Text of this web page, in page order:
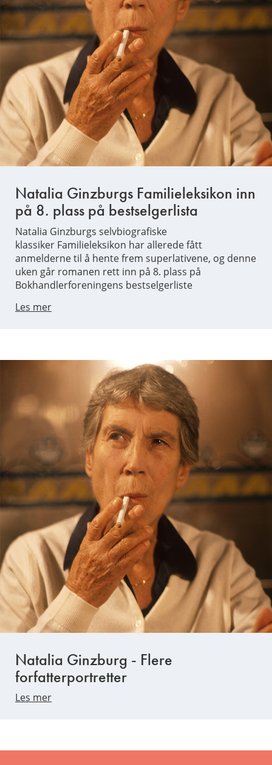
Natalia Ginzburgs ​Familieleksikon inn
på 8. plass på bestselgerlista
Natalia Ginzburgs selvbiografiske
klassiker Familieleksikon har allerede fått
anmelderne til å hente frem superlativene, og denne
uken går romanen rett inn på 8. plass på
Bokhandlerforeningens bestselgerliste
Les mer
Natalia Ginzburg - Flere
forfatterportretter
Les mer